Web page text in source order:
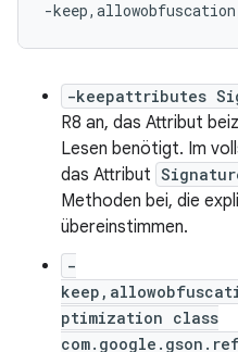
-keepattributes
R8 an, das Attribut
Lesen benötigt. Im
das Attribut
Methoden bei, die
übereinstimmen.
-
ptimization class